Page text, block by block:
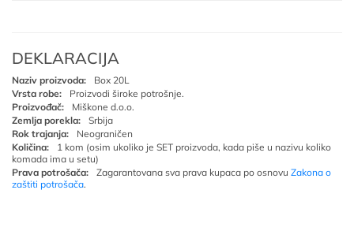
DEKLARACIJA
Naziv proizvoda:
Box 20L
Vrsta robe:
Proizvodi široke potrošnje.
Proizvođač:
Miškone d.o.o.
Zemlja porekla:
Srbija
Rok trajanja:
Neograničen
Količina:
1 kom (osim ukoliko je SET proizvoda, kada piše u nazivu koliko
komada ima u setu)
Prava potrošača:
Zagarantovana sva prava kupaca po osnovu Zakona o
zaštiti potrošača.